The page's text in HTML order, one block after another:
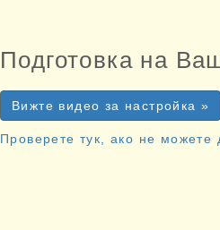
Подготовка на
Вижте видео за настройка »
Проверете тук, ако не можете